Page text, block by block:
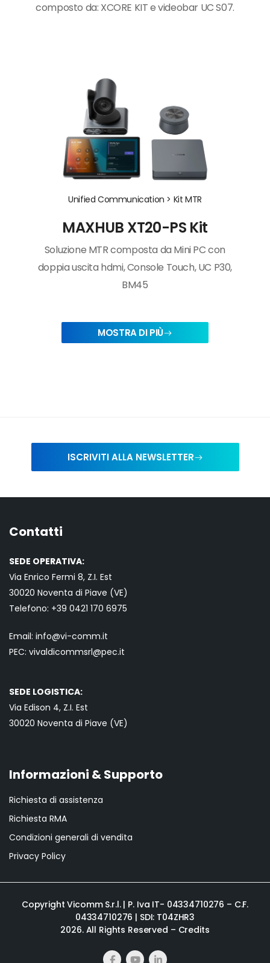
composto da: XCORE KIT e videobar UC S07.
Unified Communication > Kit MTR
MAXHUB XT20-PS Kit
Soluzione MTR composta da Mini PC con
doppia uscita hdmi, Console Touch, UC P30,
BM45
MOSTRA DI PIÙ
ISCRIVITI ALLA NEWSLETTER
Contatti
SEDE OPERATIVA:
Via Enrico Fermi 8, Z.I. Est
30020 Noventa di Piave (VE)
Telefono: +39 0421 170 6975
Email: info@vi-comm.it
PEC: vivaldicommsrl@pec.it
SEDE LOGISTICA:
Via Edison 4, Z.I. Est
30020 Noventa di Piave (VE)
Informazioni & Supporto
Richiesta di assistenza
Richiesta RMA
Condizioni generali di vendita
Privacy Policy
Copyright Vicomm S.r.l. | P. Iva IT- 04334710276 – C.F.
04334710276 | SDI: T04ZHR3
2026. All Rights Reserved – Credits